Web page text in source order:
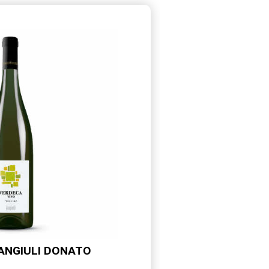
DONATO